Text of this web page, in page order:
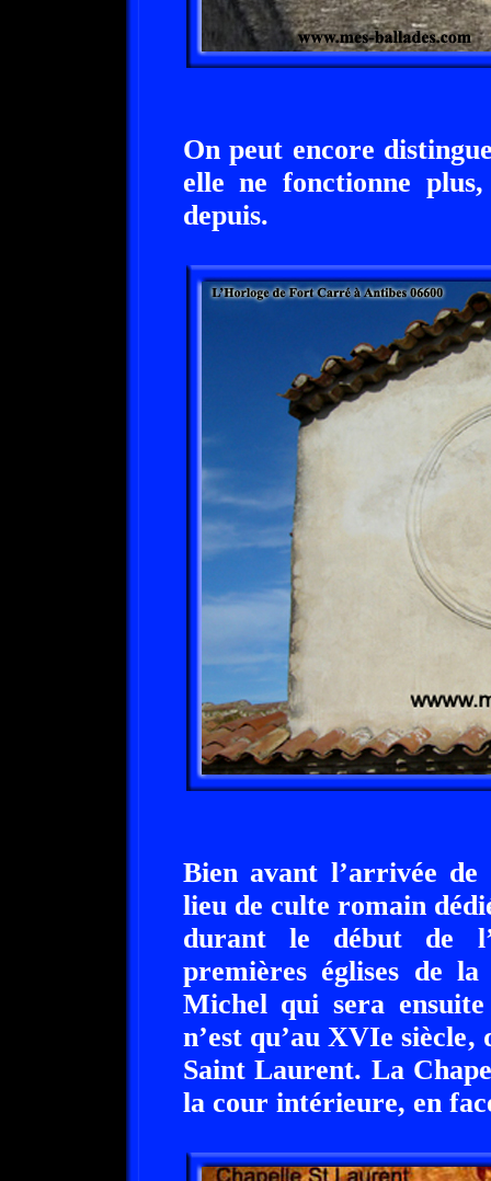
On peut encore
elle ne fonctionne
depuis.
Bien avant l’arrivée
lieu de culte romain
durant le début de
premières églises de
Michel qui sera
n’est qu’au XVIe
Saint Laurent. La
la cour intérieure, en